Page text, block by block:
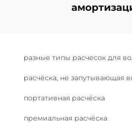
разные типы расчесок для
расчёска, не запутывающая
портативная расчёска
премиальная расчёска